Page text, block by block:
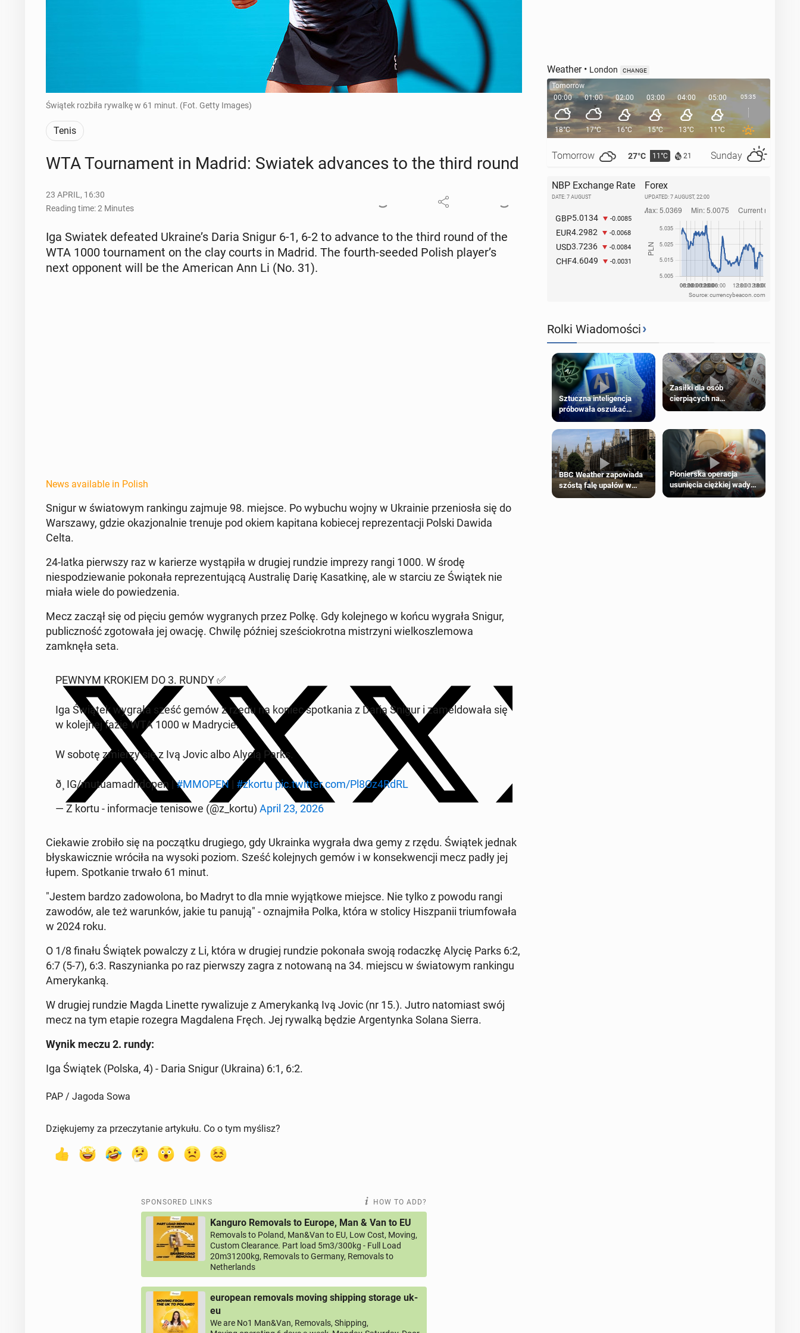
Świątek rozbiła rywalkę w 61 minut. (Fot. Getty Images)
Tenis
WTA Tour­na­ment in Madrid: Swiatek ad­vances to the third round
23 APRIL, 16:30
Reading time: 2 Minutes
Iga Swiatek de­feat­ed Ukraine’s Daria Snigur 6-1, 6-2 to advance to the third round of the
WTA 1000 tour­na­ment on the clay courts in Madrid. The fourth-seeded Polish player’s
next op­po­nent will be the Amer­i­can Ann Li (No. 31).
News available in Polish
Snigur w świa­towym rankingu zajmuje 98. miejsce. Po wybuchu wojny w Ukrainie przeniosła się do
Warsza­wy, gdzie okazjon­al­nie trenuje pod okiem kap­i­tana ko­biecej reprezen­tacji Polski Dawida
Celta.
24-latka pier­wszy raz w kari­erze wys­tąpiła w drugiej rundzie imprezy rangi 1000. W środę
niespodziewanie pokon­ała reprezen­tu­jącą Aus­tral­ię Darię Kasatk­inę, ale w starciu ze Świątek nie
miała wiele do powiedzenia.
Mecz zaczął się od pięciu gemów wygranych przez Polkę. Gdy kole­jnego w końcu wygrała Snigur,
pub­liczność zgo­towała jej owację. Chwilę później sześ­ciokrot­na mis­trzyni wielkos­zle­mowa
zamknęła seta.
PEWNYM KROKIEM DO 3. RUNDY ✅
Iga Świątek wygrała sześć gemów z rzędu na koniec spotka­nia z Darią Snigur i za­mel­dowała się
w kole­jnej fazie WTA 1000 w Madrycie.
W sobotę zmierzy się z Ivą Jovic albo Alycią Parks.
ð¸ IG/mu­tua­madri­dopen |#MMOPEN| #zkortu pic.twitter.com/Pl8Oz4RdRL
— Z kortu - in­for­ma­c­je tenisowe (@z_kortu) April 23, 2026
Ciekaw­ie zrobiło się na początku drugiego, gdy Ukrain­ka wygrała dwa gemy z rzędu. Świątek jednak
błyskaw­icznie wróciła na wysoki poziom. Sześć kole­jnych gemów i w kon­sek­wencji mecz padły jej
łupem. Spotkanie trwało 61 minut.
"Jestem bardzo zad­owolona, bo Madryt to dla mnie wyjątkowe miejsce. Nie tylko z powodu rangi
zawodów, ale też warunk­ów, jakie tu panują" - oz­na­jmiła Polka, która w stolicy Hisz­panii tri­um­fowała
w 2024 roku.
O 1/8 finału Świątek powal­czy z Li, która w drugiej rundzie pokon­ała swoją ro­daczkę Alycię Parks 6:2,
6:7 (5-7), 6:3. Raszy­ni­an­ka po raz pier­wszy zagra z no­towaną na 34. miejscu w świa­towym rankingu
Amerykanką.
W drugiej rundzie Magda Linette ry­wal­izu­je z Amerykanką Ivą Jovic (nr 15.). Jutro nato­mi­ast swój
mecz na tym etapie rozegra Mag­dale­na Fręch. Jej rywalką będzie Ar­gen­tyn­ka Solana Sierra.
Wynik meczu 2. rundy:
Iga Świątek (Polska, 4) - Daria Snigur (Ukraina) 6:1, 6:2.
PAP / Jagoda Sowa
Dziękujemy za przeczytanie artykułu. Co o tym myślisz?
SPONSORED LINKS HOW TO ADD?
Kanguro Removals to Europe, Man & Van to EU
Removals to Poland, Man&Van to EU, Low Cost, Moving,
Custom Clearance. Part load 5m3/300kg - Full Load
20m31200kg, Removals to Germany, Removals to
Netherlands
european removals moving shipping storage uk-
eu
We are No1 Man&Van, Removals, Shipping,
Weather• London CHANGE
Tomorrow
00:00
18°C
Tomorrow 27°C 11°C 21 Sunday
01:00
17°C
02:00
16°C
03:00
15°C
04:00
13°C
05:00
11°C
05:35 06:00
NBP Exchange Rate
DATE: 7 AUGUST
GBP5.0134 -0.0085
EUR4.2982 -0.0068
USD3.7236 -0.0084
CHF4.6049 -0.0031
Forex
UPDATED: 7 AUGUST, 22:00
Source: currencybeacon.com
Rolki Wiadomości›
Sztuczna inteligencja
próbowała oszukać
człowieka
Zasiłki dla osób
cierpiących na
schorzenia psychiczne
BBC Weather zapowiada
szóstą falę upałów w
Londynie
Pionierska operacja
usunięcia ciężkiej wady
wrodzonej płodu w łonie